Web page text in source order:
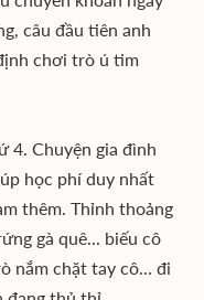
câu đầu tiên anh
chơi trò ú tim
4. Chuyện gia đình
học phí duy nhất
thêm. Thỉnh thoảng
gà quê... biếu cô
nắm chặt tay cô... đi